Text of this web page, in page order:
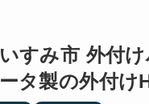
いすみ市 外付
ータ製の外付け